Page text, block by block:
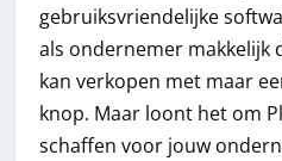
gebruiksvriendelijke
als ondernemer makkelijk
kan verkopen met maar
knop. Maar loont het om
schaffen voor jouw